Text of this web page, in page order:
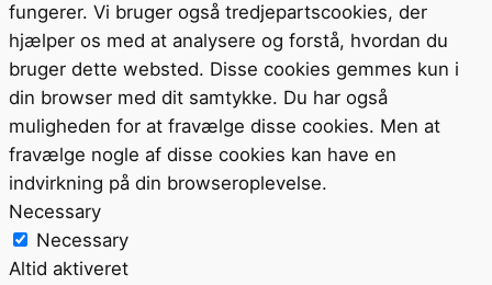
fungerer. Vi bruger også tredjepartscookies, der
hjælper os med at analysere og forstå, hvordan du
bruger dette websted. Disse cookies gemmes kun i
din browser med dit samtykke. Du har også
muligheden for at fravælge disse cookies. Men at
fravælge nogle af disse cookies kan have en
indvirkning på din browseroplevelse.
Necessary
Necessary
Altid aktiveret